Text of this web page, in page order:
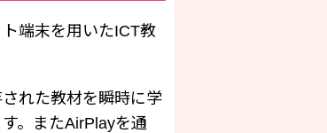
端末を用いたICT教
れた教材を瞬時に学
。またAirPlayを通